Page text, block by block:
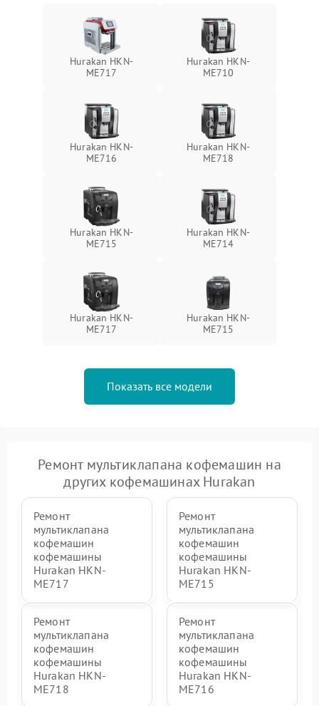
Hurakan HKN-
ME717
Hurakan HKN-
ME710
Hurakan HKN-
ME716
Hurakan HKN-
ME718
Hurakan HKN-
ME715
Hurakan HKN-
ME714
Hurakan HKN-
ME717
Hurakan HKN-
ME715
Показать все модели
Ремонт мультиклапана кофемашин на
других кофемашинах Hurakan
Ремонт
мультиклапана
кофемашин
кофемашины
Hurakan HKN-
ME717
Ремонт
мультиклапана
кофемашин
кофемашины
Hurakan HKN-
ME715
Ремонт
мультиклапана
кофемашин
кофемашины
Hurakan HKN-
ME718
Ремонт
мультиклапана
кофемашин
кофемашины
Hurakan HKN-
ME716